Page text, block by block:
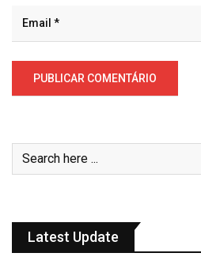
Latest Update